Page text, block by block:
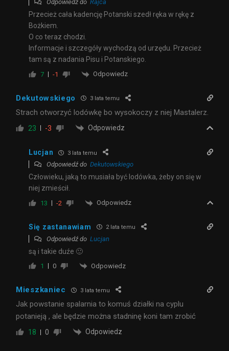
Odpowiedź do Rajca
Przecież cała kadencję Potanski szedł ręka w rękę z
Bożkiem.
O co teraz chodzi.
Informacje i szczegóły wychodzą od urzędu. Przecież
tam są z nadania Pisu i Potanskiego.
7 -1 Odpowiedz
Dekutowskiego 3 lata temu
Strach otworzyć lodówkę bo wysokoczy z niej Mastalerz.
23 -3 Odpowiedz
Lucjan 3 lata temu
Odpowiedź do Dekutowskiego
Człowieku, jaką to musiała być lodówka, żeby on się w
niej zmieścił.
13 -2 Odpowiedz
Się zastanawiam 2 lata temu
Odpowiedź do Lucjan
są i takie duźe 🙂
1 0 Odpowiedz
Mieszkaniec 3 lata temu
Jak powstanie spalarnia to komuś działki na cyplu
potanieją , ale będzie można stadninę koni tam zrobić
18 0 Odpowiedz